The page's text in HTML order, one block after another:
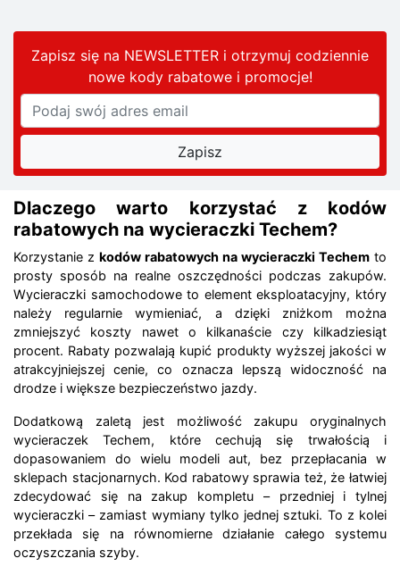
Zapisz się na NEWSLETTER i otrzymuj codziennie
nowe kody rabatowei promocje!
Dlaczego warto korzystać z kodów
rabatowych na wycieraczki Techem?
Korzystanie z kodów rabatowych na wycieraczki Techem to
prosty sposób na realne oszczędności podczas zakupów.
Wycieraczki samochodowe to element eksploatacyjny, który
należy regularnie wymieniać, a dzięki zniżkom można
zmniejszyć koszty nawet o kilkanaście czy kilkadziesiąt
procent. Rabaty pozwalają kupić produkty wyższej jakości w
atrakcyjniejszej cenie, co oznacza lepszą widoczność na
drodze i większe bezpieczeństwo jazdy.
Dodatkową zaletą jest możliwość zakupu oryginalnych
wycieraczek Techem, które cechują się trwałością i
dopasowaniem do wielu modeli aut, bez przepłacania w
sklepach stacjonarnych. Kod rabatowy sprawia też, że łatwiej
zdecydować się na zakup kompletu – przedniej i tylnej
wycieraczki – zamiast wymiany tylko jednej sztuki. To z kolei
przekłada się na równomierne działanie całego systemu
oczyszczania szyby.